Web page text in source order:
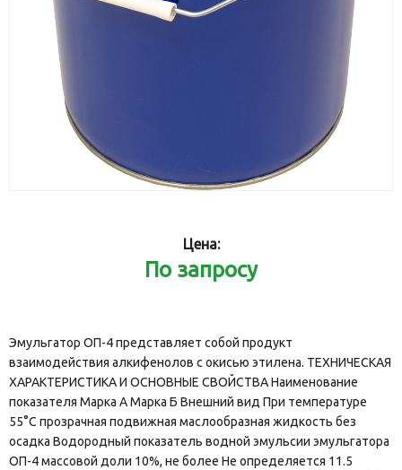
Цена:
По запросу
Эмульгатор ОП-4 представляет собой продукт
взаимодействия алкифенолов с окисью этилена. ТЕХНИЧЕСКАЯ
ХАРАКТЕРИСТИКА И ОСНОВНЫЕ СВОЙСТВА Наименование
показателя Марка А Марка Б Внешний вид При температуре
55°С прозрачная подвижная маслообразная жидкость без
осадка Водородный показатель водной эмульсии эмульгатора
ОП-4 массовой доли 10%, не более Не определяется 11.5